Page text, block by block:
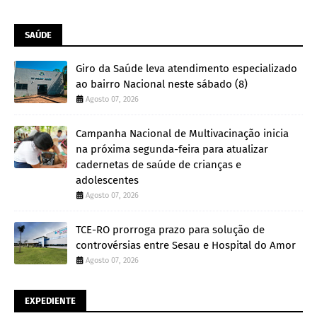
SAÚDE
Giro da Saúde leva atendimento especializado
ao bairro Nacional neste sábado (8)
Agosto 07, 2026
Campanha Nacional de Multivacinação inicia
na próxima segunda-feira para atualizar
cadernetas de saúde de crianças e
adolescentes
Agosto 07, 2026
TCE-RO prorroga prazo para solução de
controvérsias entre Sesau e Hospital do Amor
Agosto 07, 2026
EXPEDIENTE